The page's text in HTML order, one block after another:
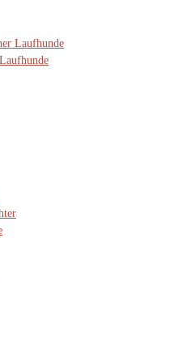
Laufhunde